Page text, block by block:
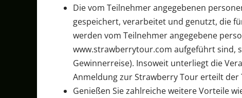
Die vom Teilnehmer angegebenen
gespeichert, verarbeitet und genutzt, die
werden vom Teilnehmer angegebene
www.strawberrytour.com aufgeführt sind,
Gewinnerreise). Insoweit unterliegt die
Anmeldung zur Strawberry Tour erteilt der
Genießen Sie zahlreiche weitere Vorteile